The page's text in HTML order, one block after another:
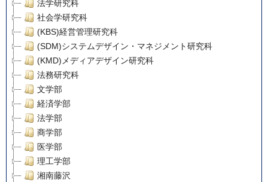
法学研究科
社会学研究科
(KBS)経営管理研究科
(SDM)システムデザイン・マネジメント研究科
(KMD)メディアデザイン研究科
法務研究科
文学部
経済学部
法学部
商学部
医学部
理工学部
湘南藤沢